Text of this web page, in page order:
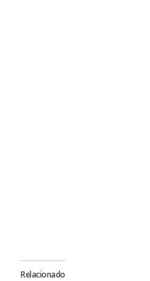
Relacionado